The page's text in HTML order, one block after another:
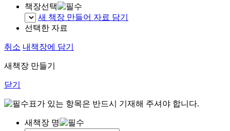
책장선택
새 책장 만들어 자료 담기
선택한 자료
취소 내책장에 담기
새책장 만들기
닫기
표가 있는 항목은 반드시 기재해 주셔야 합니다.
새책장 명